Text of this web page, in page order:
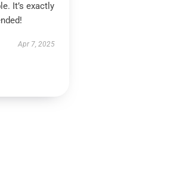
It’s exactly
Apr 7, 2025